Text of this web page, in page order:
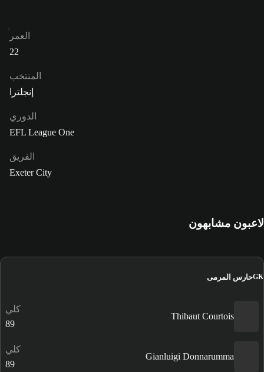
العمر
22
المنتخب
إنجلترا
الدوري
EFL League One
الفريق
Exeter City
لاعبون مشابهون
GKحارس المرمى
Thibaut Courtois
كلي
89
Gianluigi Donnarumma
كلي
89